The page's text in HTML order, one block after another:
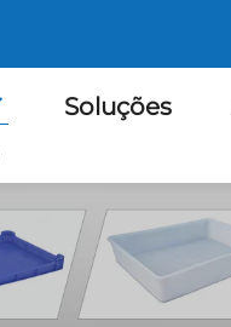
Soluções